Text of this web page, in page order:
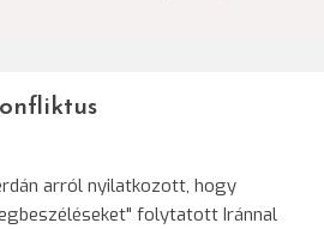
arról nyilatkozott, hogy
folytatott Iránnal